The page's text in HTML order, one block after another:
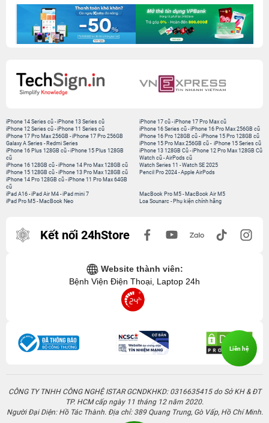
iPhone 14 Series cũ -iPhone 13 Series cũ
iPhone 12 Series cũ -iPhone 11 Series cũ
iPhone 17 Pro Max 256GB -iPhone 17 Pro 256GB
Galaxy A Series - Redmi Series
iPhone 17 cũ-iPhone 17 Pro Max cũ
iPhone 16 Series cũ- iPhone 16 Pro Max 256GB cũ
iPhone 16 Pro 128GB cũ-iPhone 15 Pro 128GB cũ
iPhone 15 Pro Max 256GB cũ- iPhone 15 Series cũ
iPhone 16 Plus 128GB cũ -iPhone 15 Plus 128GB
cũ
iPhone 16 128GB cũ -iPhone 14 Pro Max 128GB cũ
iPhone 15 128GB cũ -iPhone 13 Pro Max 128GB cũ
iPhone 14 Pro 128GB cũ -iPhone 11 Pro Max 64GB
cũ
iPhone 13 128GB Cũ-iPhone 12 Pro Max 128GB Cũ
Watch cũ-AirPods cũ
Watch Series 11 -Watch SE 2025
Pencil Pro 2024-Apple AirPods
iPad A16 -iPad Air M4 -iPad mini 7
iPad Pro M5 - MacBook Neo
MacBook Pro M5- MacBook Air M5
Loa Sounarc- Phụ kiện chính hãng
Kết nối 24hStore
Website thành viên:
Bệnh Viện Điện Thoại, Laptop 24h
CÔNG TY TNHH CÔNG NGHỆ ISTAR GCNDKHKD: 0316635415 do Sở KH & ĐT
TP. HCM cấp ngày 11 tháng 12 năm 2020.
Người Đại Diện: Hồ Tác Thành. Địa chỉ: 389 Quang Trung, Gò Vấp, Hồ Chí Minh.
Liên hệ